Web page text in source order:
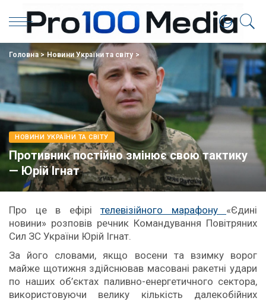
Головна>Новини України та світу >
НОВИНИ УКРАЇНИ ТА СВІТУ
Противник постійно змінює свою тактику
— Юрій Ігнат
Про це в ефірі телевізійного марафону «Єдині
новини» розповів речник Командування Повітряних
Сил ЗС України Юрій Ігнат.
За його словами, якщо восени та взимку ворог
майже щотижня здійснював масовані ракетні удари
по наших об’єктах паливно-енергетичного сектора,
використовуючи велику кількість далекобійних